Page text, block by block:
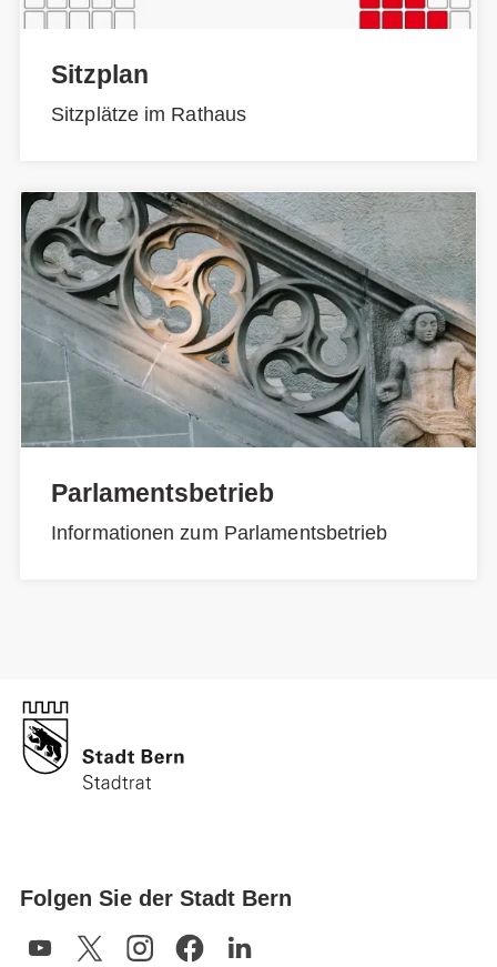
Sitzplan
Sitzplätze im Rathaus
Parlamentsbetrieb
Informationen zum Parlamentsbetrieb
Folgen Sie der Stadt Bern